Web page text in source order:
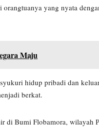
yang nyata
Maju
hidup pribadi dan
berkat.
di Bumi Flobamora,